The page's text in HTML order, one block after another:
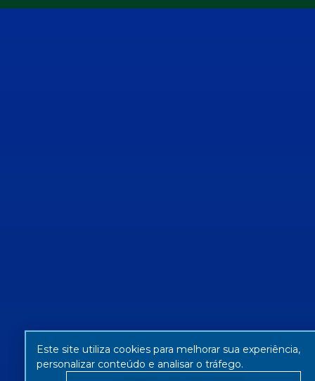
Este site utiliza cookies para melhorar sua experiência,
personalizar conteúdo e analisar o tráfego.